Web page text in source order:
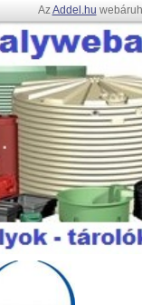
AzAddel.hu